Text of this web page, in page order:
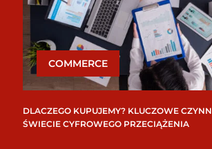
COMMERCE
DLACZEGO KUPUJEMY? KLUCZOWE
ŚWIECIE CYFROWEGO PRZECIĄŻENIA